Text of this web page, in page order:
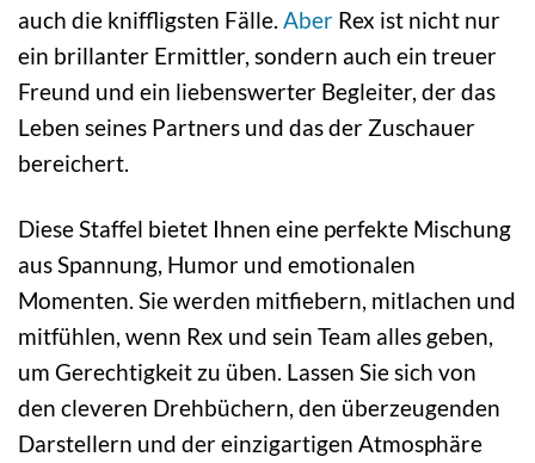
auch die kniffligsten Fälle. Aber Rex ist nicht nur
ein brillanter Ermittler, sondern auch ein treuer
Freund und ein liebenswerter Begleiter, der das
Leben seines Partners und das der Zuschauer
bereichert.
Diese Staffel bietet Ihnen eine perfekte Mischung
aus Spannung, Humor und emotionalen
Momenten. Sie werden mitfiebern, mitlachen und
mitfühlen, wenn Rex und sein Team alles geben,
um Gerechtigkeit zu üben. Lassen Sie sich von
den cleveren Drehbüchern, den überzeugenden
Darstellern und der einzigartigen Atmosphäre